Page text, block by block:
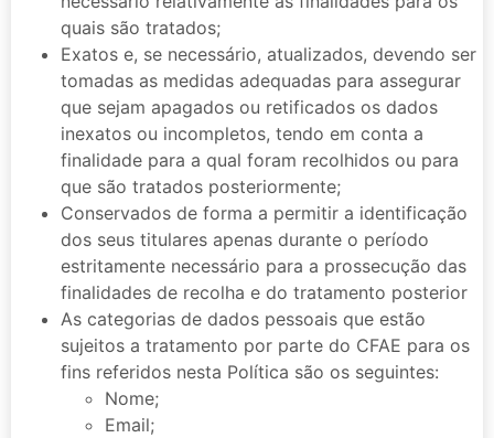
quais são tratados;
Exatos e, se necessário, atualizados, devendo ser
tomadas as medidas adequadas para assegurar
que sejam apagados ou retificados os dados
inexatos ou incompletos, tendo em conta a
finalidade para a qual foram recolhidos ou para
que são tratados posteriormente;
Conservados de forma a permitir a identificação
dos seus titulares apenas durante o período
estritamente necessário para a prossecução das
finalidades de recolha e do tratamento posterior
As categorias de dados pessoais que estão
sujeitos a tratamento por parte do CFAE para os
fins referidos nesta Política são os seguintes:
Nome;
Email;